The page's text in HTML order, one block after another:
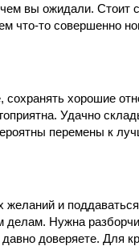
вы ожидали. Стоит
что-то совершенно
сохранять хорошие
Удачно
перемены к
и
делам. Нужна
доверяете. Для